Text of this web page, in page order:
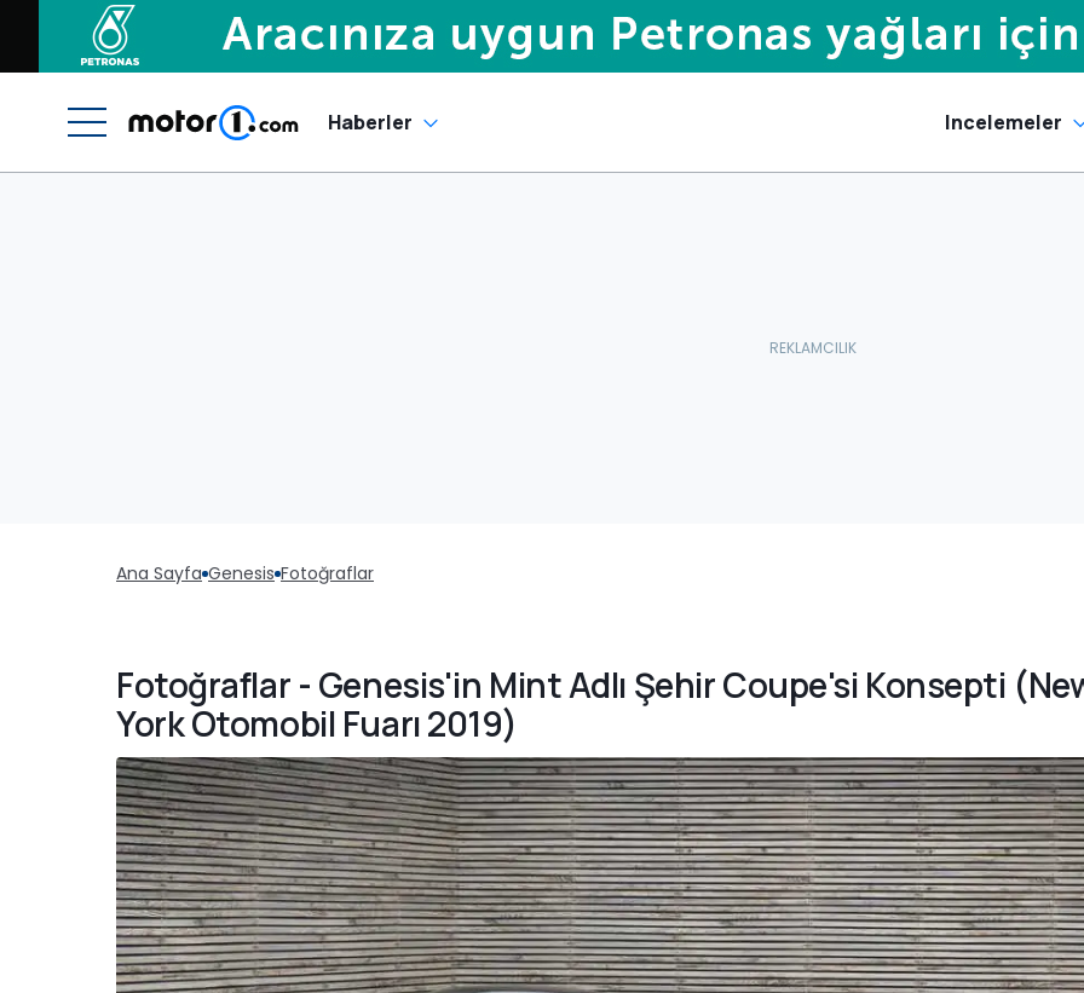
Haberler Incelemeler
Ana Sayfa Genesis Fotoğraflar
Fotoğraflar - Genesis'in Mint Adlı Şehir Coupe'si Konsepti
York Otomobil Fuarı 2019)